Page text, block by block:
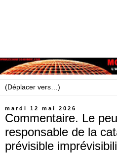
mardi 12 mai 2026
Commentaire. Le
responsable de la
prévisible